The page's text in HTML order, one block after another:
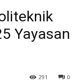
Yayasan
0
291